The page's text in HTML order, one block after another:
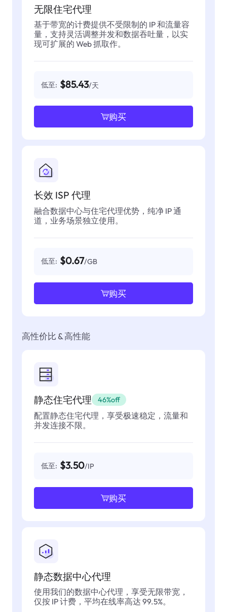
无限住宅代理
基于带宽的计费提供不受限制的 IP 和流量容
量，支持灵活调整并发和数据吞吐量，以实
现可扩展的 Web 抓取作。
低至: $85.43/天
购买
长效 ISP 代理
融合数据中心与住宅代理优势，纯净 IP 通
道，业务场景独立使用。
低至: $0.67/GB
购买
高性价比 & 高性能
静态住宅代理 46%off
配置静态住宅代理，享受极速稳定，流量和
并发连接不限。
低至: $3.50/IP
购买
静态数据中心代理
使用我们的数据中心代理，享受无限带宽，
仅按 IP 计费，平均在线率高达 99.5%。